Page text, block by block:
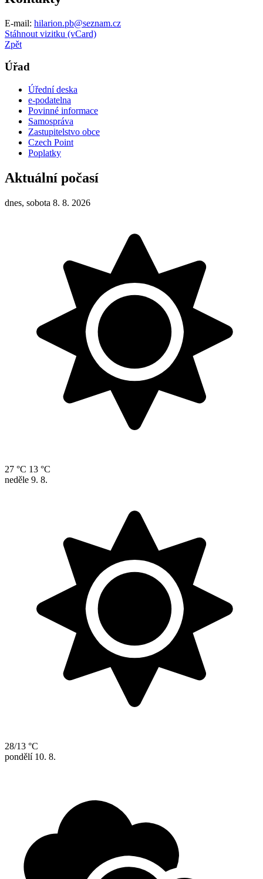
E-mail: hilarion.pb@seznam.cz
Stáhnout vizitku (vCard)
Zpět
Úřad
Úřední deska
e-podatelna
Povinné informace
Samospráva
Zastupitelstvo obce
Czech Point
Poplatky
Aktuální počasí
dnes, sobota 8. 8. 2026
27 °C 13 °C
neděle 9. 8.
28/13 °C
pondělí 10. 8.